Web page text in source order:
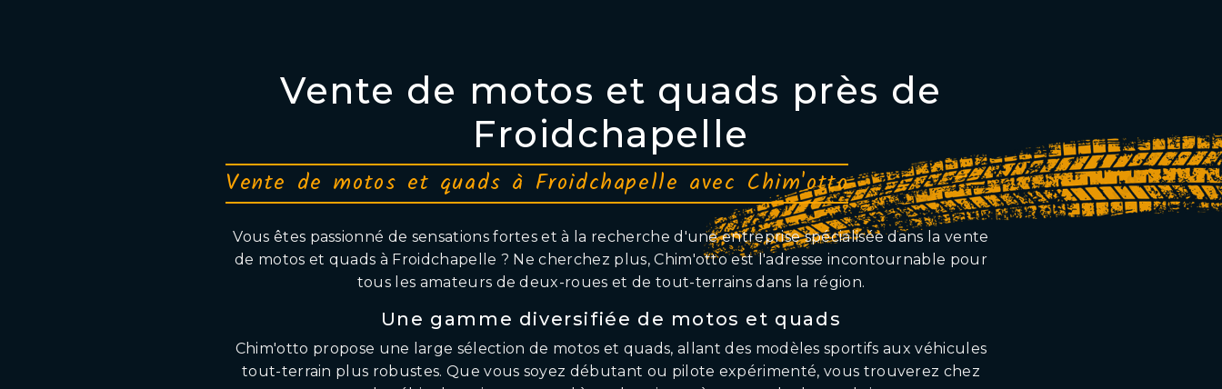
Vente de motos et quads près de
Froidchapelle
Vente de motos et quads à Froidchapelle avec Chim'otto
Vous êtes passionné de sensations fortes et à la recherche d'une entreprise spécialisée dans la vente
de motos et quads à Froidchapelle ? Ne cherchez plus, Chim'otto est l'adresse incontournable pour
tous les amateurs de deux-roues et de tout-terrains dans la région.
Une gamme diversifiée de motos et quads
Chim'otto propose une large sélection de motos et quads, allant des modèles sportifs aux véhicules
tout-terrain plus robustes. Que vous soyez débutant ou pilote expérimenté, vous trouverez chez